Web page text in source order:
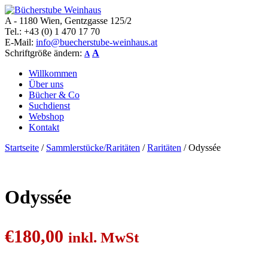
Bücherstube Weinhaus
Verkauf von seltenen antiquarischen und alten, teilweise noch
verlagsneuen Bücher.
A - 1180 Wien, Gentzgasse 125/2
Tel.: +43 (0) 1 470 17 70
E-Mail: info@buecherstube-weinhaus.at
Schriftgröße ändern: A A
Willkommen
Über uns
Bücher & Co
Suchdienst
Webshop
Kontakt
Startseite / Sammlerstücke/Raritäten /Raritäten / Odyssée
Odyssée
€180,00 inkl. MwSt